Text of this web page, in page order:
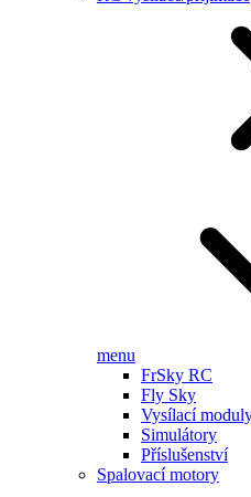
menu
FrSky RC
Fly Sky
Vysílací
Simulátory
Příslušenství
Spalovací motory